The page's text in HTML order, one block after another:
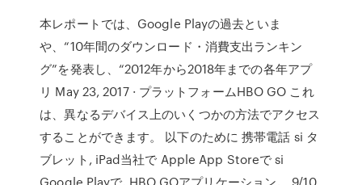
本レポートでは、Google Playの過去といま
や、“10年間のダウンロード・消費支出ランキン
グ”を発表し、“2012年から2018年までの各年アプ
リ May 23, 2017 · プラットフォームHBO GO これ
は、異なるデバイス上のいくつかの方法でアクセス
することができます。 以下のために 携帯電話 si タ
ブレット, iPad当社で Apple App Storeで si
Google Playで, HBO GOアプリケーション。 9/10